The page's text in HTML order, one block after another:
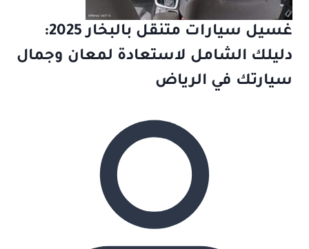
غسيل سيارات متنقل بالبخار 2025:
دليلك الشامل لاستعادة لمعان وجمال
سيارتك في الرياض